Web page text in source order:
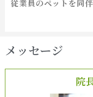
従業員のペットを同
メッセージ
院